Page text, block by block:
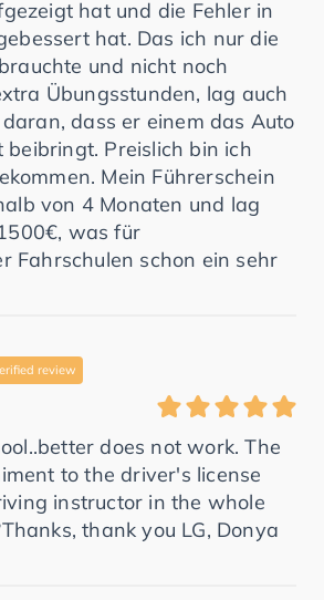
hat und die Fehler in
hat. Das ich nur die
und nicht noch
Übungsstunden, lag auch
dass er einem das Auto
Preislich bin ich
Mein Führerschein
von 4 Monaten und lag
was für
Fahrschulen schon ein sehr
review
does not work. The
to the driver's license
instructor in the whole
thank you LG, Donya